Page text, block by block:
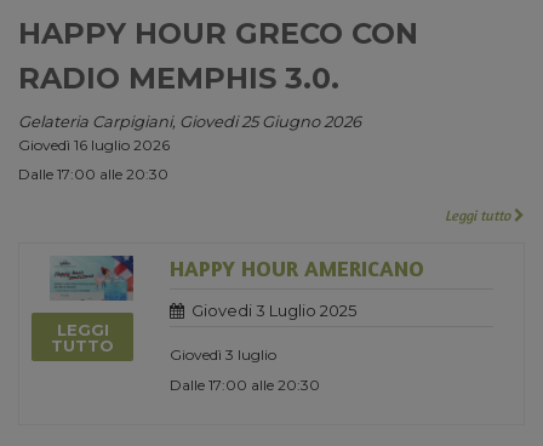
HAPPY HOUR GRECO CON
RADIO MEMPHIS 3.0.
Gelateria Carpigiani, Giovedi 25 Giugno 2026
Giovedì 16 luglio 2026
Dalle 17:00 alle 20:30
Leggi tutto
LEGGI
TUTTO
HAPPY HOUR AMERICANO
Giovedi 3 Luglio 2025
Giovedì 3 luglio
Dalle 17:00 alle 20:30